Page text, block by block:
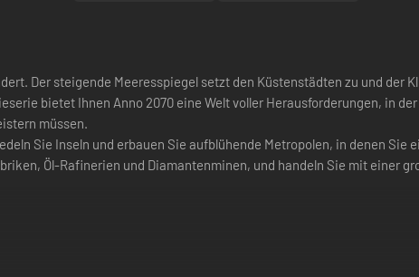
Der steigende Meeresspiegel setzt den Küstenstädten zu und
bietet Ihnen Anno 2070 eine Welt voller Herausforderungen, in
müssen.
Sie Inseln und erbauen Sie aufblühende Metropolen, in denen Sie
Öl-Rafinerien und Diamantenminen, und handeln Sie mit einer